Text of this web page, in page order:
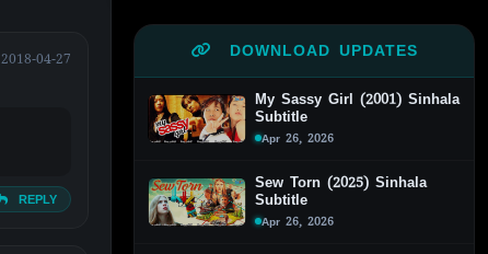
2018-04-27
REPLY
DOWNLOAD UPDATES
My Sassy Girl (2001) Sinhala
Subtitle
Apr 26, 2026
Sew Torn (2025) Sinhala
Subtitle
Apr 26, 2026